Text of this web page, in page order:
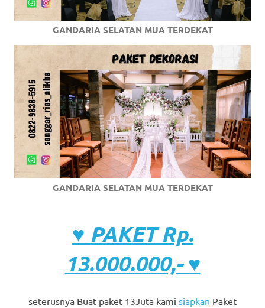
GANDARIA SELATAN MUA TERDEKAT
GANDARIA SELATAN MUA TERDEKAT
♥ PAKET Rp.
13.000.000,- ♥
seterusnya Buat paket 13Juta kami siapkan Paket